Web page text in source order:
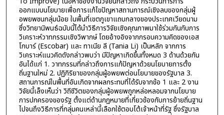
ออกแบบนโยบายเพื่อการแก้ไขปัญหาสถานการณ์เชิงลบของกลุ่มผู้
อพยพชนกลุ่มน้อย ในพื้นที่เขตภูเขาแถบกลางของประเทศเวียดนาม
ซึ่งวิทยานิพนธ์ฉบับนี้ได้นำวิธีการวิจัยเชิงคุณภาพมาใช้ร่วมกันกับการ
วิเคราะห์วาทกรรมเชิงวิพากษ์ โดยอ้างอิงจากกรอบความคิดของเอส
โกบาร์ (Escobar) และ ทาเนีย ลี (Tania Li) เป็นหลัก จากการ
วิเคราะห์แนวคิดดังกล่าวพบว่า มีปัญหาเกิดขึ้นทั้งหมด 3 ด้านด้วยกัน
อันได้แก่ 1. วาทกรรมที่กล่าวถึงการแก้ปัญหาด้วยนโยบายการตั้ง
ถิ่นฐานใหม่ 2. ปฏิกิริยาของกลุ่มผู้อพยพต่อนโยบายของรัฐบาล 3.
สถานการณ์ในพื้นที่อันเกิดจากผลกระทบที่ได้รับจากข้อ 1 และ 2 งาน
วิจัยนี้เล็งเห็นว่า วิถีชีวิตของกลุ่มผู้อพยพถูกหล่อหลอมจากนโยบาย
การปกครองของรัฐ ตั้งแต่ด้านกฎหมายที่เกี่ยวข้องกับการย้ายถิ่นฐาน
ไปจนถึงวิธีการที่กลุ่มคนเหล่านี้เลือกใช้ตอบโต้เจ้าหน้าที่รัฐ ซึ่งรัฐบาล